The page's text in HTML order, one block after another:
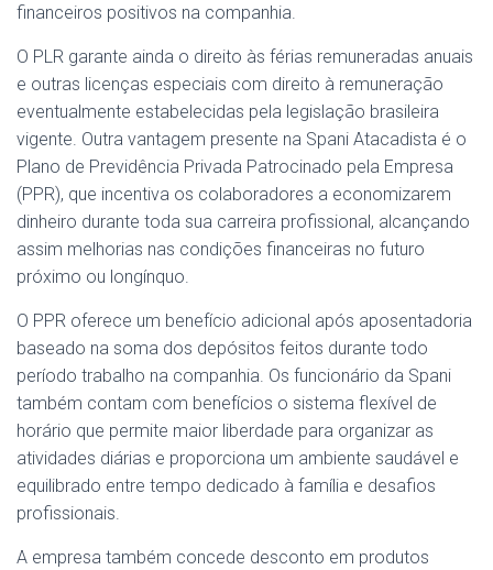
financeiros positivos na companhia.
O PLR garante ainda o direito às férias remuneradas anuais
e outras licenças especiais com direito à remuneração
eventualmente estabelecidas pela legislação brasileira
vigente. Outra vantagem presente na Spani Atacadista é o
Plano de Previdência Privada Patrocinado pela Empresa
(PPR), que incentiva os colaboradores a economizarem
dinheiro durante toda sua carreira profissional, alcançando
assim melhorias nas condições financeiras no futuro
próximo ou longínquo.
O PPR oferece um benefício adicional após aposentadoria
baseado na soma dos depósitos feitos durante todo
período trabalho na companhia. Os funcionário da Spani
também contam com benefícios o sistema flexível de
horário que permite maior liberdade para organizar as
atividades diárias e proporciona um ambiente saudável e
equilibrado entre tempo dedicado à família e desafios
profissionais.
A empresa também concede desconto em produtos